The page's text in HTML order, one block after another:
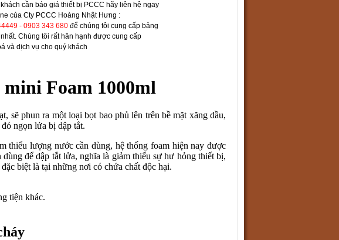
cần báo giá thiết bị PCCC hãy liên hệ ngay
của Cty PCCC Hoàng Nhật Hưng :
- 0903 343 680 để chúng tôi cung cấp bảng
Chúng tôi rất hân hạnh được cung cấp
và dịch vụ cho quý khách
Foam 1000ml
sẽ phun ra một loại bọt bao phủ lên trên bề mặt xăng dầu,
ngọn lửa bị dập tắt.
thiểu lượng nước cần dùng, hệ thống foam hiện nay được
để dập tắt lửa, nghĩa là giảm thiểu sự hư hỏng thiết bị,
biệt là tại những nơi có chứa chất độc hại.
tiện khác.